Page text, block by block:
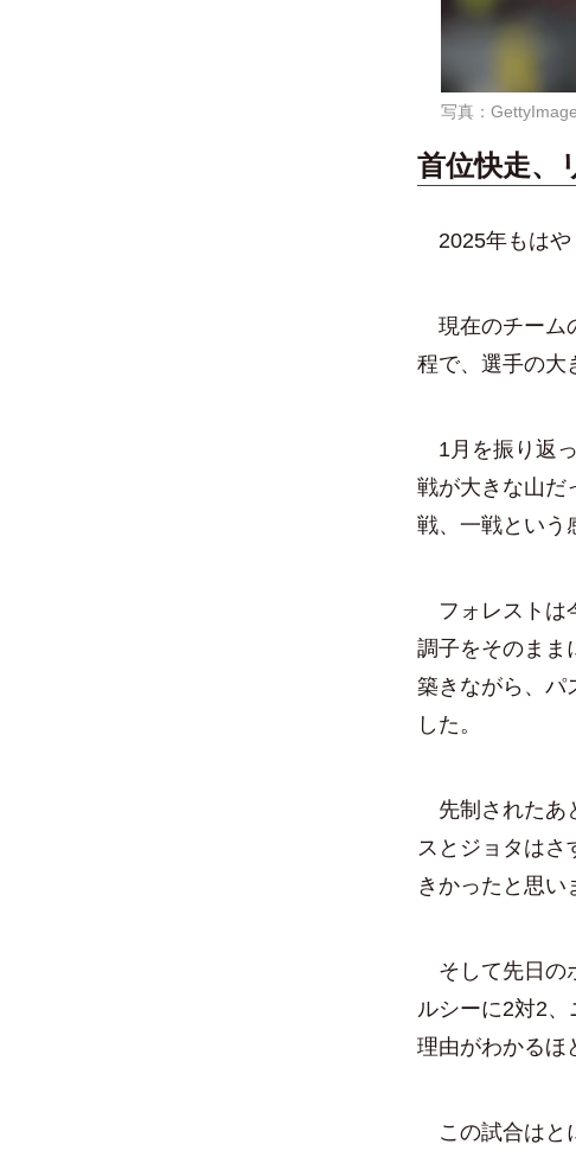
写真：
首位快走、
2025年もはや
現在のチーム
程で、選手の大
1月を振り返
戦が大きな山だ
戦、一戦という
フォレストは
調子をそのまま
築きながら、パ
した。
先制されたあ
スとジョタはさ
きかったと思い
そして先日の
ルシーに2対2
理由がわかるほ
この試合はと